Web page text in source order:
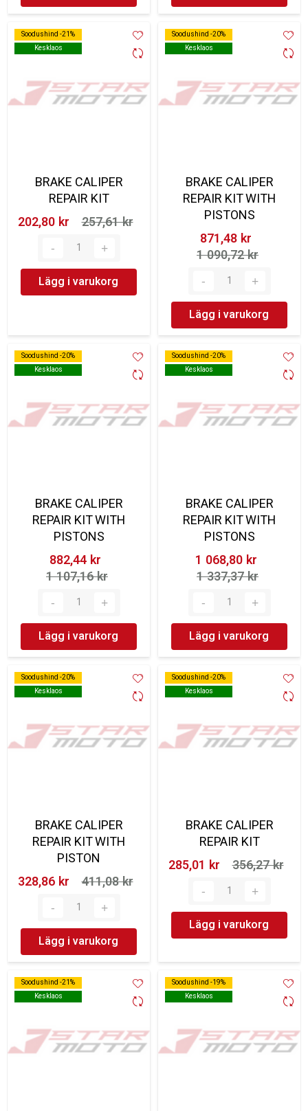
Soodushind -21%
Kesklaos
Soodushind -21%
Kesklaos
BRAKE CALIPER
REPAIR KIT
202,80 kr‎
257,61 kr‎
Lägg i varukorg
Soodushind -20%
Kesklaos
Soodushind -20%
Kesklaos
BRAKE CALIPER
REPAIR KIT WITH
PISTONS
871,48 kr‎
1 090,72 kr‎
Lägg i varukorg
Soodushind -20%
Kesklaos
Soodushind -20%
Kesklaos
BRAKE CALIPER
REPAIR KIT WITH
PISTONS
882,44 kr‎
1 107,16 kr‎
Lägg i varukorg
Soodushind -20%
Kesklaos
Soodushind -20%
Kesklaos
BRAKE CALIPER
REPAIR KIT WITH
PISTONS
1 068,80 kr‎
1 337,37 kr‎
Lägg i varukorg
Soodushind -20%
Kesklaos
Soodushind -20%
Kesklaos
BRAKE CALIPER
REPAIR KIT WITH
PISTON
328,86 kr‎
411,08 kr‎
Lägg i varukorg
Soodushind -20%
Kesklaos
Soodushind -20%
Kesklaos
BRAKE CALIPER
REPAIR KIT
285,01 kr‎
356,27 kr‎
Lägg i varukorg
Soodushind -21%
Kesklaos
Soodushind -21%
Kesklaos
Soodushind -19%
Kesklaos
Soodushind -19%
Kesklaos